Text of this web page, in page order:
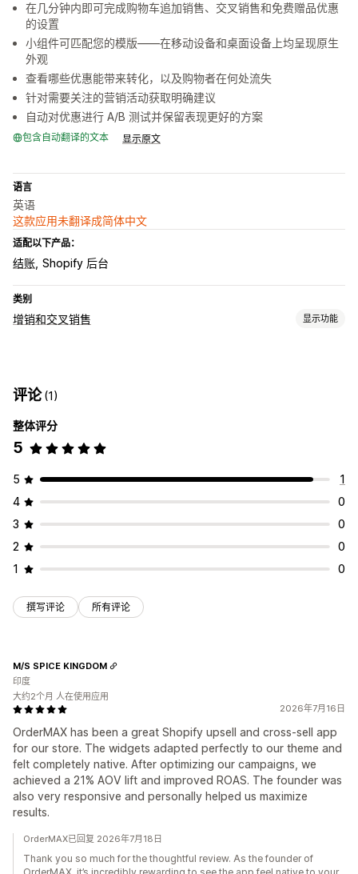
在几分钟内即可完成购物车追加销售、交叉销售和免费赠品优惠
的设置
小组件可匹配您的模版——在移动设备和桌面设备上均呈现原生
外观
查看哪些优惠能带来转化，以及购物者在何处流失
针对需要关注的营销活动获取明确建议
自动对优惠进行 A/B 测试并保留表现更好的方案
包含自动翻译的文本 显示原文
语言
英语
这款应用未翻译成简体中文
适配以下产品：
结账 Shopify 后台
类别
增销和交叉销售 显示功能
自定义 HTML
优惠和建议
免费赠品 免运费 附加产品
分析
A/B 测试 转化率 推荐绩效 优化建议 漏斗绩效
评论(1)
整体评分
5
5
1
4
0
3
0
2
0
1
0
撰写评论 所有评论
2026年7月16日
OrderMAX has been a great Shopify upsell and cross-sell app
for our store. The widgets adapted perfectly to our theme and
felt completely native. After optimizing our campaigns, we
achieved a 21% AOV lift and improved ROAS. The founder was
also very responsive and personally helped us maximize
results.
M/S SPICE KINGDOM
印度
大约2个月 人在使用应用
OrderMAX已回复 2026年7月18日
Thank you so much for the thoughtful review. As the founder of